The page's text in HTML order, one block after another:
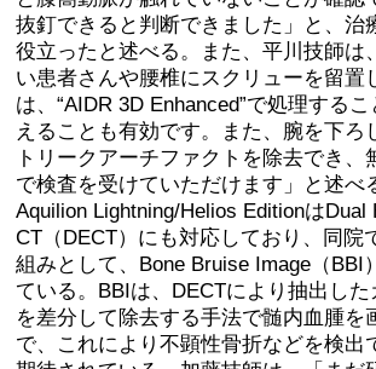
抜釘できると判断できました」と、治
役立ったと述べる。また、平川技師は
い患者さんや腰椎にスクリューを留置
は、“AIDR 3D Enhanced”で処理する
えることも有効です。また、腕を下ろ
トリークアーチファクトを除去でき、
で検査を受けていただけます」と述べ
Aquilion Lightning/Helios EditionはDual
CT（DECT）にも対応しており、同院
組みとして、Bone Bruise Image（BBI
ている。BBIは、DECTにより抽出し
を差分して除去する手法で髄内血腫を
で、これにより不顕性骨折などを検出